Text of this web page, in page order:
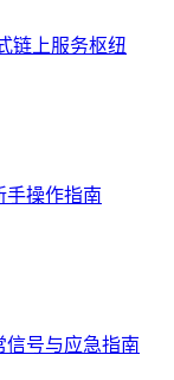
链上服务枢纽
手操作指南
信号与应急指南